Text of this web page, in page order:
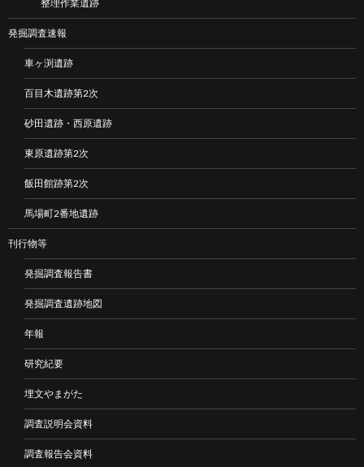
整理作業遺跡
発掘調査速報
車ヶ渕遺跡
百目木遺跡第2次
砂田遺跡・西原遺跡
東原遺跡第2次
飯田館跡第2次
馬場町2番地遺跡
刊行物等
発掘調査報告書
発掘調査遺跡地図
年報
研究紀要
埋文やまがた
調査説明会資料
調査報告会資料